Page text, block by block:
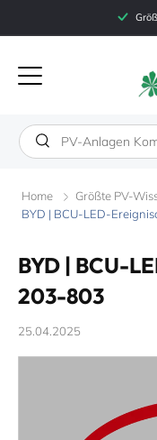
Directly
to the
Home
Größte PV-
BYD | BCU-LED-
BYD | BCU-
203-803
25.04.2025